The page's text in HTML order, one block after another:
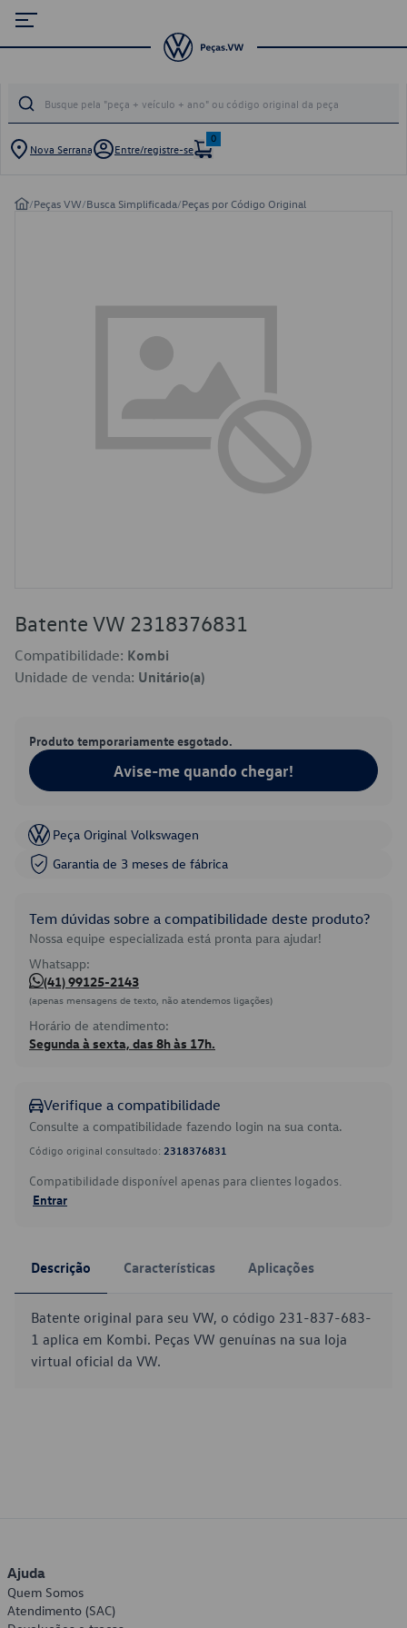
Nova Serrana Entre/registre-se
0
/Peças VW/Busca Simplificada/Peças por Código Original
Batente VW 2318376831
Compatibilidade: Kombi
Unidade de venda: Unitário(a)
Produto temporariamente esgotado.
Avise-me quando chegar!
Peça Original Volkswagen
Garantia de 3 meses de fábrica
Tem dúvidas sobre a compatibilidade deste produto?
Nossa equipe especializada está pronta para ajudar!
Whatsapp:
(41) 99125-2143
(apenas mensagens de texto, não atendemos ligações)
Horário de atendimento:
Segunda à sexta, das 8h às 17h.
Verifique a compatibilidade
Consulte a compatibilidade fazendo login na sua conta.
Código original consultado: 2318376831
Compatibilidade disponível apenas para clientes logados.
Entrar
Descrição Características Aplicações
Batente original para seu VW, o código 231-837-683-
1 aplica em Kombi. Peças VW genuínas na sua loja
virtual oficial da VW.
Ajuda
Quem Somos
Atendimento (SAC)